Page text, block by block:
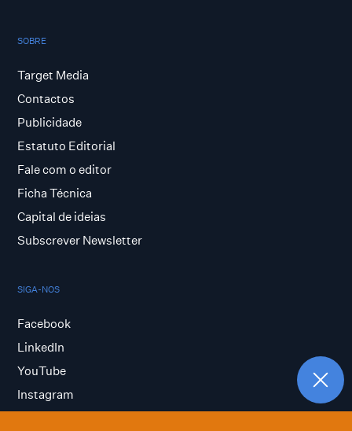
SOBRE
Target Media
Contactos
Publicidade
Estatuto Editorial
Fale com o editor
Ficha Técnica
Capital de ideias
Subscrever Newsletter
SIGA-NOS
Facebook
LinkedIn
YouTube
Instagram